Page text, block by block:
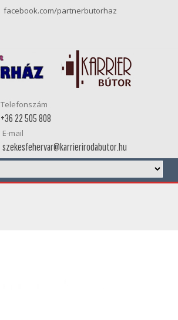
facebook.com/partnerbutorhaz
Telefonszám
+36 22 505 808
E-mail
szekesfehervar@karrierirodabutor.hu